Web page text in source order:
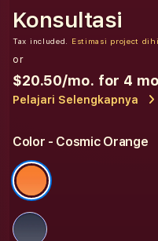
Konsultasi
Tax included. Estimasi project
or
$20.50/mo. for 4
Pelajari Selengkapnya
Color - Cosmic Orange